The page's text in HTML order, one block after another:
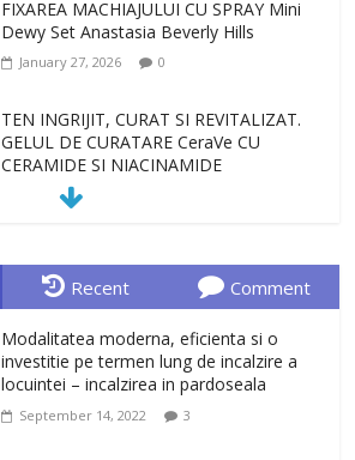
FIXAREA MACHIAJULUI CU SPRAY Mini
Dewy Set Anastasia Beverly Hills
January 27, 2026 0
TEN INGRIJIT, CURAT SI REVITALIZAT.
GELUL DE CURATARE CeraVe CU
CERAMIDE SI NIACINAMIDE
January 23, 2026
ori o provocare. Idei inedite, cadouri
originale, le puteti avea la Giftspot.ro,
alegere buna, Oglinda de baie cu mărire
0
Recent Comment
Modalitatea moderna, eficienta si o
investitie pe termen lung de incalzire a
locuintei – incalzirea in pardoseala
September 14, 2022 3